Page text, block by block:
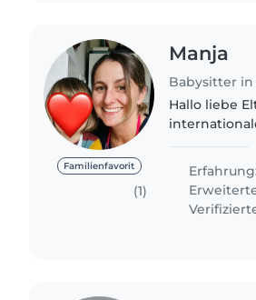
Familienfavorit
(1)
Manja
Babysitter
Hallo liebe
Tante von 2